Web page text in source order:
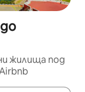
жилища под